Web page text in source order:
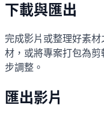
下載與匯出
完成影片或整理好素
材，或將專案打包為
步調整。
匯出影片